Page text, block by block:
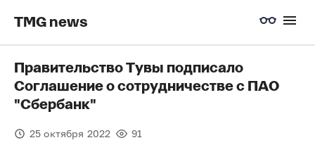
TMG news
Правительство Тувы подписало
Соглашение о сотрудничестве с ПАО
"Сбербанк"
25 октября 2022 91